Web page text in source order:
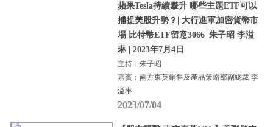
蘋果Tesla持續攀升 哪些主題ETF可以
捕捉美股升勢？| 大行進軍加密貨幣市
場 比特幣ETF留意3066 |朱子昭 李溢
琳 | 2023年7月4日
主持：朱子昭
嘉賓：南方東英銷售及產品策略部副總裁 李
溢琳
2023/07/04